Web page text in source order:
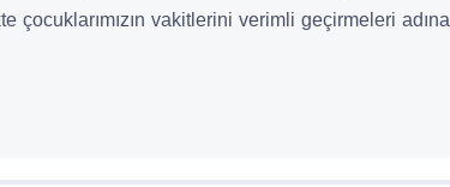
çocuklarımızın vakitlerini verimli geçirmeleri adına